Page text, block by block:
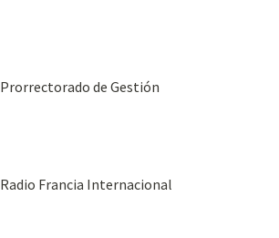
Prorrectorado de Gestión
Radio Francia Internacional